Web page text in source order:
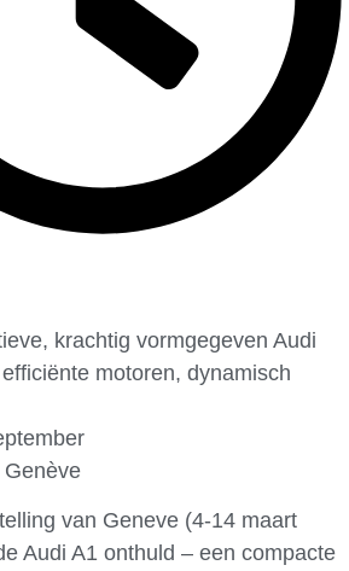
krachtig vormgegeven Audi
motoren, dynamisch
Genève
van Geneve (4-14 maart
Audi A1 onthuld – een compacte